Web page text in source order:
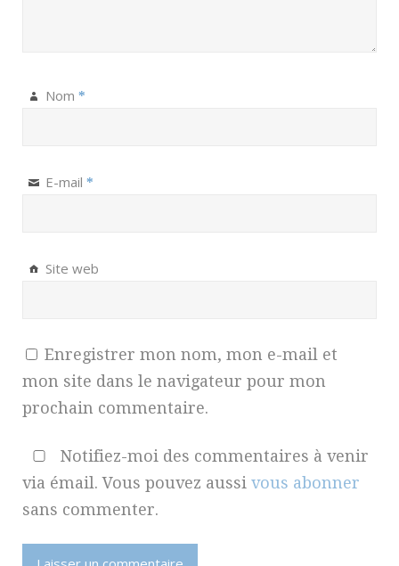
Nom *
E-mail *
Site web
Enregistrer mon nom, mon e-mail et
mon site dans le navigateur pour mon
prochain commentaire.
Notifiez-moi des commentaires à venir
via émail. Vous pouvez aussi vous abonner
sans commenter.